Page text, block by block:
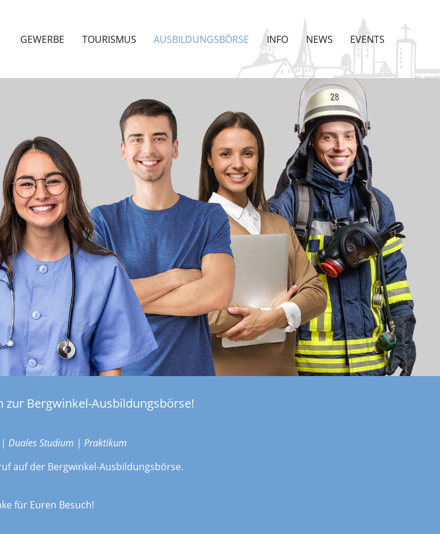
GEWERBE TOURISMUS AUSBILDUNGSBÖRSE INFO NEWS EVENTS
zur Bergwinkel-Ausbildungsbörse!
Duales Studium | Praktikum
auf der Bergwinkel-Ausbildungsbörse.
für Euren Besuch!